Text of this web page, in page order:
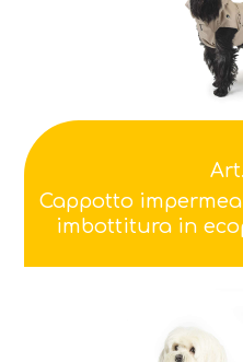
Cappotto
imbottitura in